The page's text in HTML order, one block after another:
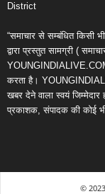
District
“समाचार से सम्बंधित किसी
द्वारा प्रस्तुत सामग्री (
YOUNGINDIALIVE.COM
करता है।
खबर देने वाला स्वयं
प्रकाशक, संपादक की कोई भी
©